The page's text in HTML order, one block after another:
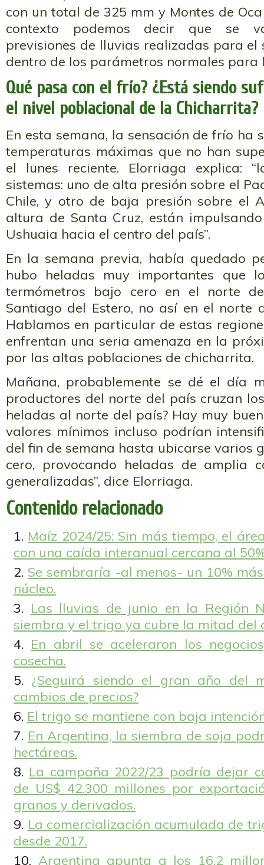
con un total de 325 mm y Montes de
contexto podemos decir que se
previsiones de lluvias realizadas para el
dentro de los parámetros normales para
Qué pasa con el frío? ¿Está siendo
el nivel poblacional de la Chicharrita?
En esta semana, la sensación de frío ha
temperaturas máximas que no han
el lunes reciente. Elorriaga explica:
sistemas: uno de alta presión sobre el
Chile, y otro de baja presión sobre el
altura de Santa Cruz, están
Ushuaia hacia el centro del país”.
En la semana previa, había quedado
hubo heladas muy importantes que
termómetros bajo cero en el norte
Santiago del Estero, no así en el norte
Hablamos en particular de estas
enfrentan una seria amenaza en la
por las altas poblaciones de chicharrita.
Mañana, probablemente se dé el día
productores del norte del país cruzan
heladas al norte del país? Hay muy
valores mínimos incluso podrían
del fin de semana hasta ubicarse varios
cero, provocando heladas de amplia
generalizadas”, dice Elorriaga.
Contenido relacionado
Maíz 2024/25: Sin más tiempo, el
con una caída interanual cercana al
Se sembraría -al menos- un 10%
núcleo.
Las lluvias de junio en la Región
siembra y el trigo ya cubre la mitad del
En abril se aceleraron los
cosecha.
¿Seguirá siendo el gran año del
cambios de precios?
El trigo se mantiene con baja
En Argentina, la siembra de soja
hectáreas.
La campaña 2022/23 podría dejar
de US$ 42.300 millones por
granos y derivados.
La comercialización acumulada de
desde 2017.
Argentina apunta a los 16,2